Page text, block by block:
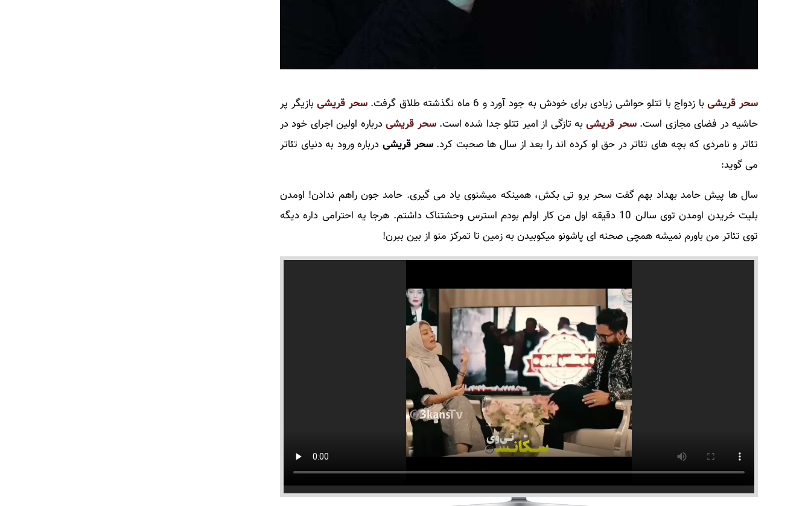
سحر قریشیبا زدواج با تتلو حواشی زیادی برای خودش به جود آورد و 6 ماه نگذشته طلاق گرفت. سحر قریشیبازیگر پر
حاشیه در فضای مجازی است.سحر قریشیبه تازگی از امیر تتلو جدا شده است. سحر قریشیدرباره اولین اجرای خود در
تئاتر و نامردی که بچه های تئاتر در حق او کرده اند را بعد از سال ها صحبت کرد.سحر قریشی درباره ورود به دنیای تئاتر
می گوید:
سال ها پیش حامد بهداد بهم گفت سحر برو تی بکش، همینکه میشنوی یاد می گیری. حامد جون راهم ندادن! اومدن
بلیت خریدن اومدن توی سالن 10 دقیقه اول من کار اولم بودم استرس وحشتناک داشتم. هرجا یه احترامی داره دیگه
توی تئاتر من باورم نمیشه همچی صحنه ای پاشونو میکوبیدن به زمین تا تمرکز منو از بین ببرن!